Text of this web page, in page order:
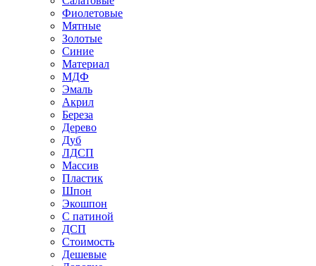
Фиолетовые
Мятные
Золотые
Синие
Материал
МДФ
Эмаль
Акрил
Береза
Дерево
Дуб
ЛДСП
Массив
Пластик
Шпон
Экошпон
С патиной
ДСП
Стоимость
Дешевые